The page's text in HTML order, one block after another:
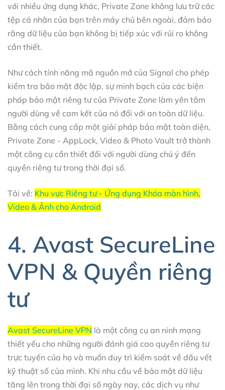
với nhiều ứng dụng khác, Private Zone không lưu trữ các
tệp cá nhân của bạn trên máy chủ bên ngoài, đảm bảo
rằng dữ liệu của bạn không bị tiếp xúc với rủi ro không
cần thiết.
Như cách tính năng mã nguồn mở của Signal cho phép
kiểm tra bảo mật độc lập, sự minh bạch của các biện
pháp bảo mật riêng tư của Private Zone làm yên tâm
người dùng về cam kết của nó đối với an toàn dữ liệu.
Bằng cách cung cấp một giải pháp bảo mật toàn diện,
Private Zone - AppLock, Video & Photo Vault trở thành
một công cụ cần thiết đối với người dùng chú ý đến
quyền riêng tư trong thời đại số.
Tải về: Khu vực Riêng tư - Ứng dụng Khóa màn hình,
Video & Ảnh cho Android
4. Avast SecureLine
VPN & Quyền riêng
tư
Avast SecureLine VPN là một công cụ an ninh mạng
thiết yếu cho những người đánh giá cao quyền riêng tư
trực tuyến của họ và muốn duy trì kiểm soát về dấu vết
kỹ thuật số của mình. Khi nhu cầu về bảo mật dữ liệu
tăng lên trong thời đại số ngày nay, các dịch vụ như